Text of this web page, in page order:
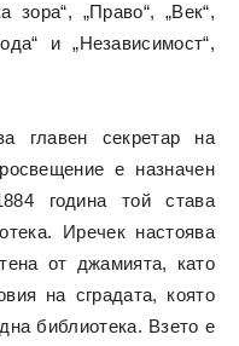
зора“, „Право“, „Век“,
и „Независимост“,
главен секретар на
е назначен
година той става
Иречек настоява
от джамията, като
на сградата, която
библиотека. Взето е